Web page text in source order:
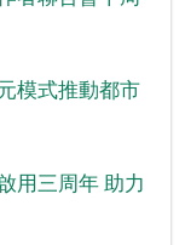
模式推動都市
用三周年 助力